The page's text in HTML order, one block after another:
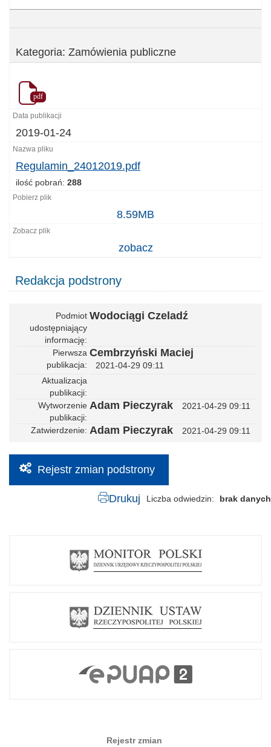
Kategoria: Zamówienia publiczne
pdf
2019-01-24
Regulamin_24012019.pdf
ilość pobrań: 288
Regulamin_24012019.pdf
8.59MB
zobacz
Redakcja podstrony
Podmiot
udostępniający
informację
Wodociągi Czeladź
Pierwsza
publikacja
Cembrzyński Maciej
2021-04-29 09:11
Aktualizacja
publikacji
Wytworzenie
publikacji
Adam Pieczyrak 2021-04-29 09:11
Zatwierdzenie Adam Pieczyrak 2021-04-29 09:11
Rejestr zmian podstrony
Drukuj Liczba odwiedzin brak danych
Rejestr zmian